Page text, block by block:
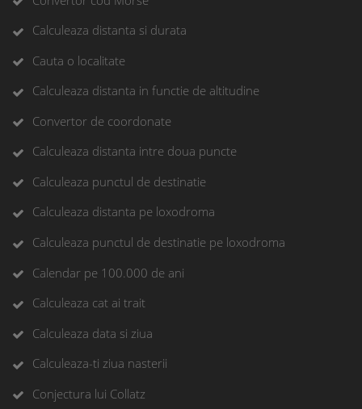
Calculeaza distanta si durata
Cauta o localitate
Calculeaza distanta in functie de altitudine
Convertor de coordonate
Calculeaza distanta intre doua puncte
Calculeaza punctul de destinatie
Calculeaza distanta pe loxodroma
Calculeaza punctul de destinatie pe loxodroma
Calendar pe 100.000 de ani
Calculeaza cat ai trait
Calculeaza data si ziua
Calculeaza-ti ziua nasterii
Conjectura lui Collatz